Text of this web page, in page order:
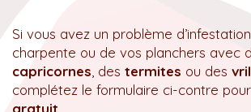
Si vous avez un problème
charpente ou de vos planchers avec
capricornes , des termites ou des
complétez le formulaire ci-contre
gratuit